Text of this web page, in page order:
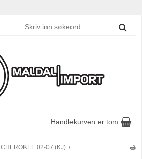
Handlekurven er tom
CHEROKEE 02-07 (KJ) /